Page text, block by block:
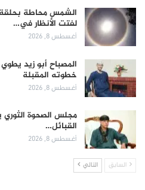
الشمس محاطة بحلقة
لفتت الأنظار في…
أغسطس 8, 2026
المصباح أبو زيد
خطوته المقبلة
أغسطس 8, 2026
مجلس الصحوة
القبائل…
أغسطس 8, 2026
السابق التالي